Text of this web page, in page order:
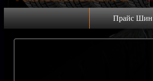
Прайс Шин
Прайс дисков